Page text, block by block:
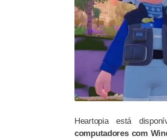
Heartopia está
computadores com